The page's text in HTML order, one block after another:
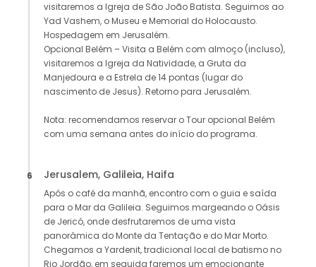
visitaremos a Igreja de São João Batista. Seguimos ao
Yad Vashem, o Museu e Memorial do Holocausto.
Hospedagem em Jerusalém.
Opcional Belém – Visita a Belém com almoço (incluso),
visitaremos a Igreja da Natividade, a Gruta da
Manjedoura e a Estrela de 14 pontas (lugar do
nascimento de Jesus). Retorno para Jerusalém.
Nota: recomendamos reservar o Tour opcional Belém
com uma semana antes do início do programa.
6 Jerusalem, Galileia, Haifa
Após o café da manhã, encontro com o guia e saída
para o Mar da Galileia. Seguimos margeando o Oásis
de Jericó, onde desfrutaremos de uma vista
panorâmica do Monte da Tentação e do Mar Morto.
Chegamos a Yardenit, tradicional local de batismo no
Rio Jordão, em seguida faremos um emocionante